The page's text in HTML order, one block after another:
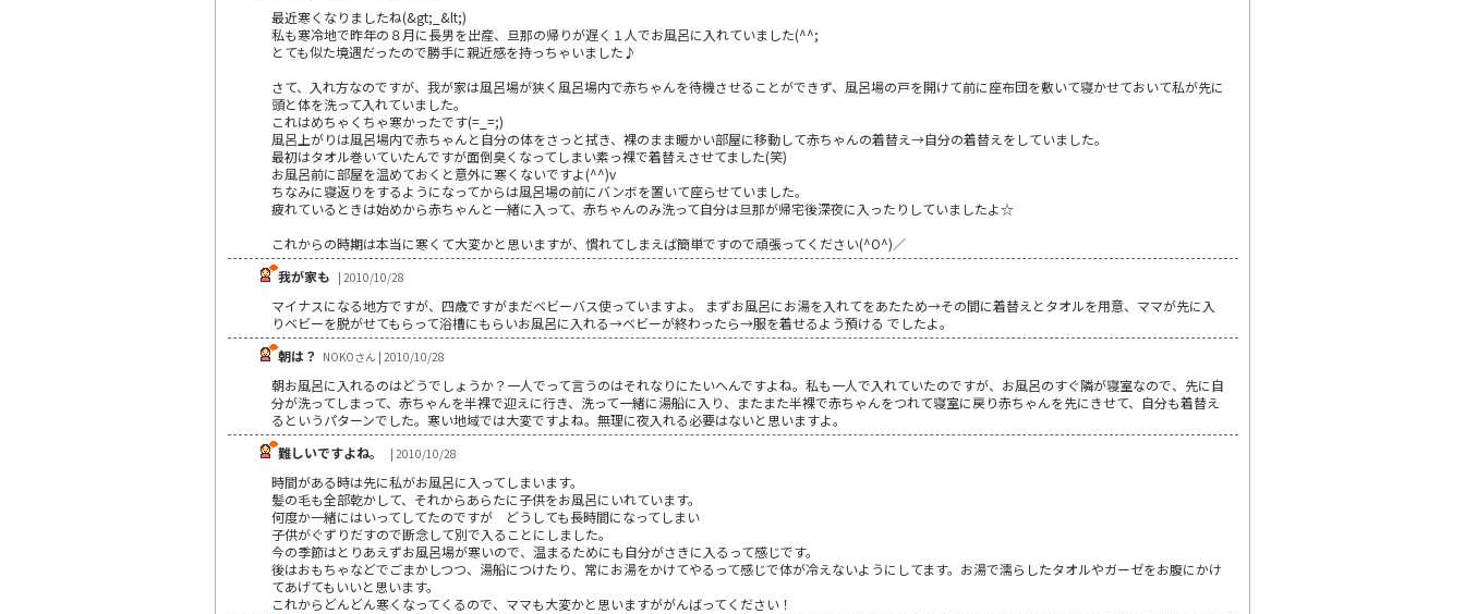
最近寒くなりましたね(&gt;_&lt;)
私も寒冷地で昨年の８月に長男を出産、旦那の帰りが遅く１人でお風呂に入れていました(^^;
とても似た境遇だったので勝手に親近感を持っちゃいました♪
さて、入れ方なのですが、我が家は風呂場が狭く風呂場内で赤ちゃんを待機させることができず、風呂場の戸を開けて前に座布団を敷いて寝かせておいて私が先に
頭と体を洗って入れていました。
これはめちゃくちゃ寒かったです(=_=;)
風呂上がりは風呂場内で赤ちゃんと自分の体をさっと拭き、裸のまま暖かい部屋に移動して赤ちゃんの着替え→自分の着替えをしていました。
最初はタオル巻いていたんですが面倒臭くなってしまい素っ裸で着替えさせてました(笑)
お風呂前に部屋を温めておくと意外に寒くないですよ(^^)v
ちなみに寝返りをするようになってからは風呂場の前にバンボを置いて座らせていました。
疲れているときは始めから赤ちゃんと一緒に入って、赤ちゃんのみ洗って自分は旦那が帰宅後深夜に入ったりしていましたよ☆
これからの時期は本当に寒くて大変かと思いますが、慣れてしまえば簡単ですので頑張ってください(^O^)／
我が家も | 2010/10/28
マイナスになる地方ですが、四歳ですがまだベビーバス使っていますよ。 まずお風呂にお湯を入れてをあたため→その間に着替えとタオルを用意、ママが先に入
りベビーを脱がせてもらって浴槽にもらいお風呂に入れる→ベビーが終わったら→服を着せるよう預ける でしたよ。
朝は？ NOKOさん | 2010/10/28
朝お風呂に入れるのはどうでしょうか？一人でって言うのはそれなりにたいへんですよね。私も一人で入れていたのですが、お風呂のすぐ隣が寝室なので、先に自
分が洗ってしまって、赤ちゃんを半裸で迎えに行き、洗って一緒に湯船に入り、またまた半裸で赤ちゃんをつれて寝室に戻り赤ちゃんを先にきせて、自分も着替え
るというパターンでした。寒い地域では大変ですよね。無理に夜入れる必要はないと思いますよ。
難しいですよね。
| 2010/10/28
時間がある時は先に私がお風呂に入ってしまいます。
髪の毛も全部乾かして、それからあらたに子供をお風呂にいれています。
何度か一緒にはいってしてたのですが どうしても長時間になってしまい
子供がぐずりだすので断念して別で入ることにしました。
今の季節はとりあえずお風呂場が寒いので、温まるためにも自分がさきに入るって感じです。
後はおもちゃなどでごまかしつつ、湯船につけたり、常にお湯をかけてやるって感じで体が冷えないようにしてます。お湯で濡らしたタオルやガーゼをお腹にかけ
てあげてもいいと思います。
これからどんどん寒くなってくるので、ママも大変かと思いますががんばってください！